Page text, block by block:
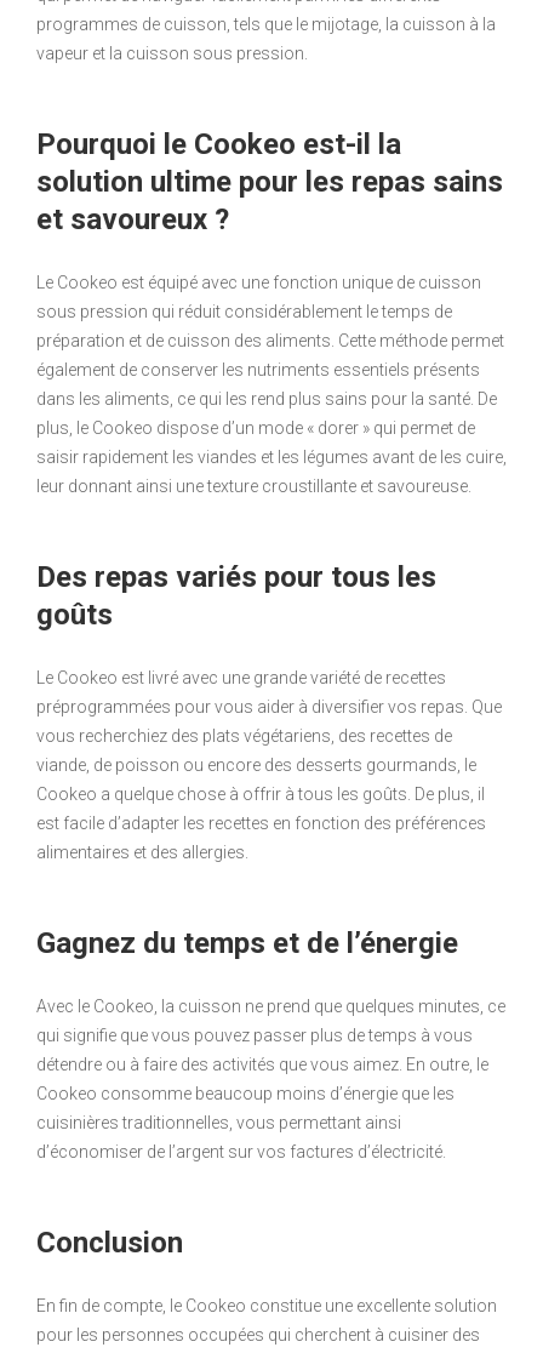
programmes de cuisson, tels que le mijotage, la cuisson à la
vapeur et la cuisson sous pression.
Pourquoi le Cookeo est-il la
solution ultime pour les repas sains
et savoureux ?
Le Cookeo est équipé avec une fonction unique de cuisson
sous pression qui réduit considérablement le temps de
préparation et de cuisson des aliments. Cette méthode permet
également de conserver les nutriments essentiels présents
dans les aliments, ce qui les rend plus sains pour la santé. De
plus, le Cookeo dispose d’un mode « dorer » qui permet de
saisir rapidement les viandes et les légumes avant de les cuire,
leur donnant ainsi une texture croustillante et savoureuse.
Des repas variés pour tous les
goûts
Le Cookeo est livré avec une grande variété de recettes
préprogrammées pour vous aider à diversifier vos repas. Que
vous recherchiez des plats végétariens, des recettes de
viande, de poisson ou encore des desserts gourmands, le
Cookeo a quelque chose à offrir à tous les goûts. De plus, il
est facile d’adapter les recettes en fonction des préférences
alimentaires et des allergies.
Gagnez du temps et de l’énergie
Avec le Cookeo, la cuisson ne prend que quelques minutes, ce
qui signifie que vous pouvez passer plus de temps à vous
détendre ou à faire des activités que vous aimez. En outre, le
Cookeo consomme beaucoup moins d’énergie que les
cuisinières traditionnelles, vous permettant ainsi
d’économiser de l’argent sur vos factures d’électricité.
Conclusion
En fin de compte, le Cookeo constitue une excellente solution
pour les personnes occupées qui cherchent à cuisiner des